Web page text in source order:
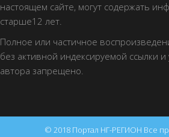
настоящем сайте, могут содержать
старше12 лет.
Полное или частичное
без активной индексируемой ссылки
автора запрещено.
© 2018 Портал НГ-РЕГИОН Все